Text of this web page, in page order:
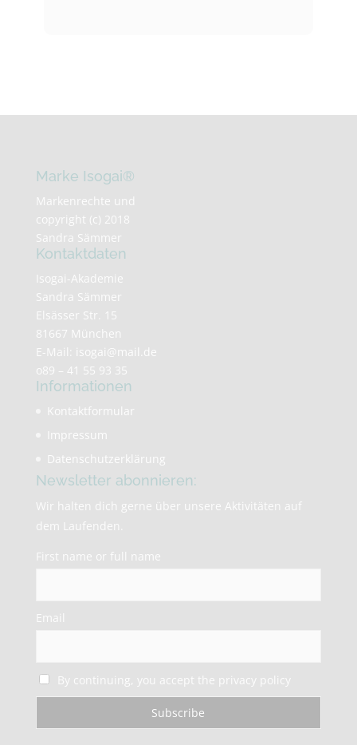
Marke Isogai®
Markenrechte und
copyright (c) 2018
Sandra Sämmer
Kontaktdaten
Isogai-Akademie
Sandra Sämmer
Elsässer Str. 15
81667 München
E-Mail:
isogai@mail.de
o89 – 41 55 93 35
Informationen
Kontaktformular
Impressum
Datenschutzerklärung
Newsletter abonnieren:
Wir halten dich gerne über unsere Aktivitäten auf
dem Laufenden.
First name or full name
Email
By continuing, you accept the privacy policy